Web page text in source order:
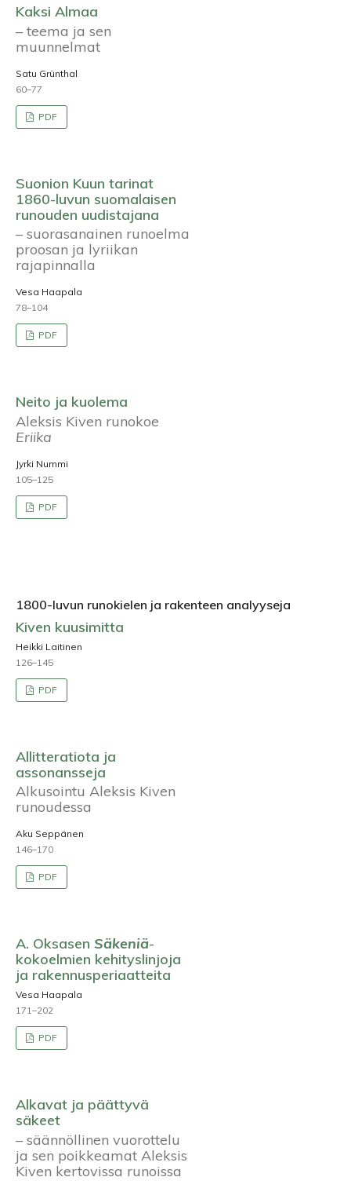
Kaksi Almaa
– teema ja sen
muunnelmat
Satu Grünthal
60–77
PDF
Suonion Kuun tarinat
1860-luvun suomalaisen
runouden uudistajana
– suorasanainen runoelma
proosan ja lyriikan
rajapinnalla
Vesa Haapala
78–104
PDF
Neito ja kuolema
Aleksis Kiven runokoe
Eriika
Jyrki Nummi
105–125
PDF
1800-luvun runokielen ja rakenteen analyyseja
Kiven kuusimitta
Heikki Laitinen
126–145
PDF
Allitteratiota ja
assonansseja
Alkusointu Aleksis Kiven
runoudessa
Aku Seppänen
146–170
PDF
A. Oksasen Säkeniä-
kokoelmien kehityslinjoja
ja rakennusperiaatteita
Vesa Haapala
171–202
PDF
Alkavat ja päättyvä
säkeet
– säännöllinen vuorottelu
ja sen poikkeamat Aleksis
Kiven kertovissa runoissa